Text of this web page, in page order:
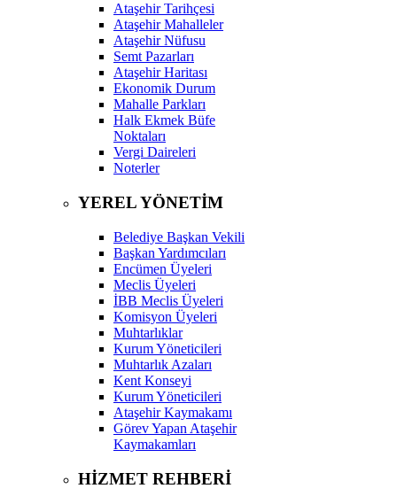
Ataşehir Tarihçesi
Ataşehir Mahalleler
Ataşehir Nüfusu
Semt Pazarları
Ataşehir Haritası
Ekonomik Durum
Mahalle Parkları
Halk Ekmek Büfe
Noktaları
Vergi Daireleri
Noterler
YEREL YÖNETİM
Belediye Başkan Vekili
Başkan Yardımcıları
Encümen Üyeleri
Meclis Üyeleri
İBB Meclis Üyeleri
Komisyon Üyeleri
Muhtarlıklar
Kurum Yöneticileri
Muhtarlık Azaları
Kent Konseyi
Kurum Yöneticileri
Ataşehir Kaymakamı
Görev Yapan Ataşehir
Kaymakamları
HİZMET REHBERİ